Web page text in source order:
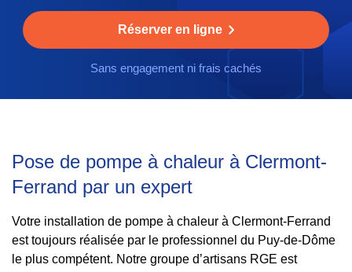
Réserver en ligne
Sans engagement ni frais cachés
Pose de pompe à chaleur à Clermont-
Ferrand par un expert
Votre installation de pompe à chaleur à Clermont-Ferrand
est toujours réalisée par le professionnel du Puy-de-Dôme
le plus compétent. Notre groupe d’artisans RGE est